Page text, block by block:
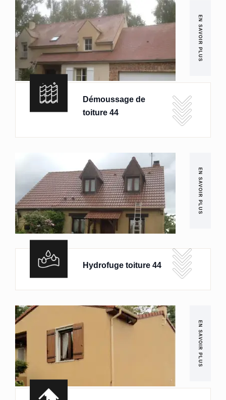
EN SAVOIR PLUS
Démoussage de
toiture 44
EN SAVOIR PLUS
Hydrofuge toiture 44
EN SAVOIR PLUS